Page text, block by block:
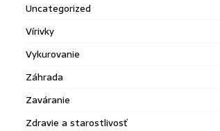
Uncategorized
Vírivky
Vykurovanie
Záhrada
Zaváranie
Zdravie a starostlivosť